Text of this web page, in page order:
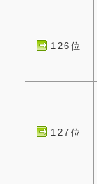
126位
127位